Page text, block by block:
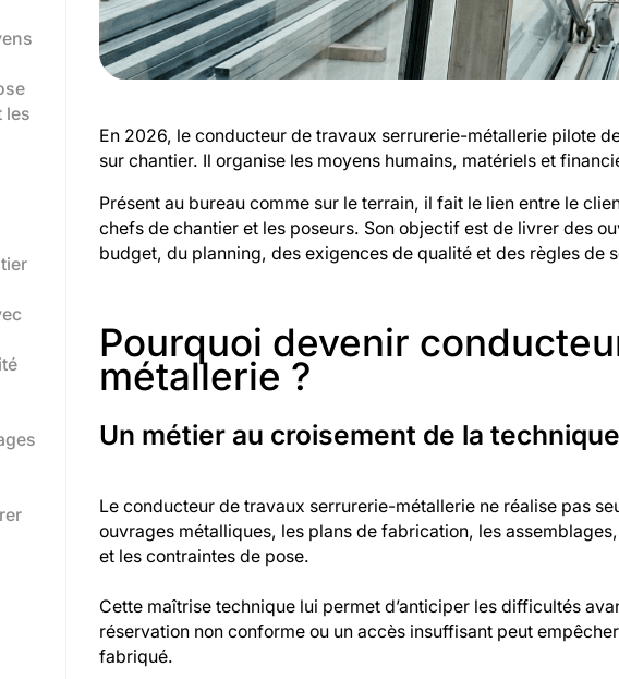
les
En 2026, le conducteur de travaux serrurerie-métallerie pilote
sur chantier. Il organise les moyens humains, matériels et
Présent au bureau comme sur le terrain, il fait le lien entre le
chefs de chantier et les poseurs. Son objectif est de livrer des
budget, du planning, des exigences de qualité et des règles de
Pourquoi devenir
métallerie ?
Un métier au croisement de la
Le conducteur de travaux serrurerie-métallerie ne réalise pas
ouvrages métalliques, les plans de fabrication, les
et les contraintes de pose.
Cette maîtrise technique lui permet d’anticiper les difficultés
réservation non conforme ou un accès insuffisant peut
fabriqué.